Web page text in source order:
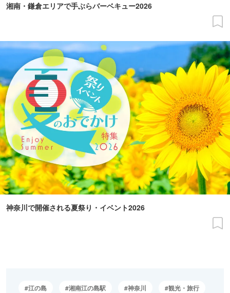
湘南・鎌倉エリアで手ぶらバーベキュー2026
神奈川で開催される夏祭り・イベント2026
江の島 湘南江の島駅 神奈川 観光・旅行